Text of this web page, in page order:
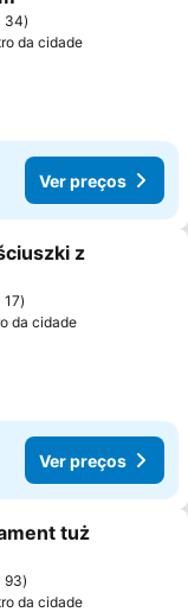
34
da cidade
Ver preços
favoritos
z
17
da cidade
Ver preços
favoritos
tuż
93
da cidade